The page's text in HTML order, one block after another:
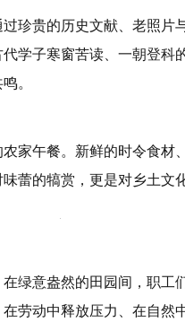
珍贵的历史文献、老照片
学子寒窗苦读、一朝登科
。
家午餐。新鲜的时令食材
蕾的犒赏，更是对乡土文
绿意盎然的田园间，职工
劳动中释放压力、在自然